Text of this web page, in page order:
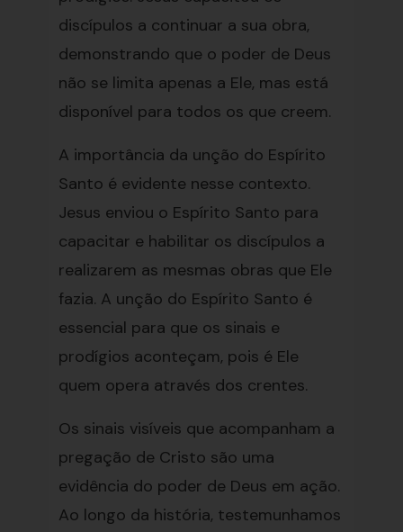
discípulos a continuar a sua obra,
demonstrando que o poder de Deus
não se limita apenas a Ele, mas está
disponível para todos os que creem.
A importância da unção do Espírito
Santo é evidente nesse contexto.
Jesus enviou o Espírito Santo para
capacitar e habilitar os discípulos a
realizarem as mesmas obras que Ele
fazia. A unção do Espírito Santo é
essencial para que os sinais e
prodígios aconteçam, pois é Ele
quem opera através dos crentes.
Os sinais visíveis que acompanham a
pregação de Cristo são uma
evidência do poder de Deus em ação.
Ao longo da história, testemunhamos